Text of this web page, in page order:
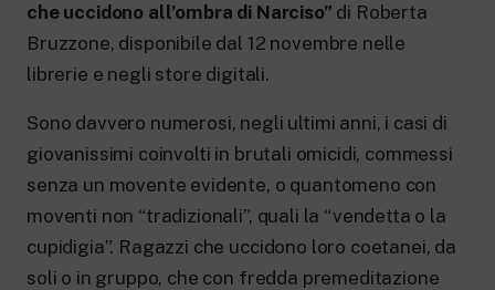
New 24 ore su 24: attualità, ultime notizie
RaiNews
Le redazioni regionali di RaiNews.
Rai TgR
che uccidono all’ombra di Narciso” di Roberta
Bruzzone, disponibile dal 12 novembre nelle
librerie e negli store digitali.
Sono davvero numerosi, negli ultimi anni, i casi di
giovanissimi coinvolti in brutali omicidi, commessi
senza un movente evidente, o quantomeno con
moventi non “tradizionali”, quali la “vendetta o la
cupidigia”. Ragazzi che uccidono loro coetanei, da
soli o in gruppo, che con fredda premeditazione